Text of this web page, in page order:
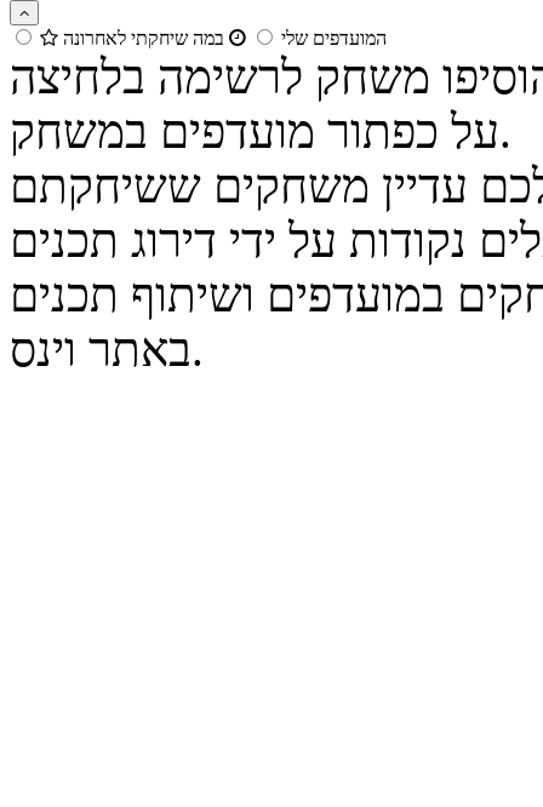
המועדפים שלי במה שיחקתי לאחרונה
משחק לרשימה בלחיצה
על כפתור מועדפים במשחק.
על ידי דירוג תכנים
במועדפים ושיתוף תכנים
באתר וינס.